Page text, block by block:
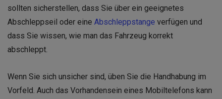
sollten sicherstellen, dass Sie über ein geeignetes
Abschleppseil oder eine Abschleppstange verfügen und
dass Sie wissen, wie man das Fahrzeug korrekt
abschleppt.
Wenn Sie sich unsicher sind, üben Sie die Handhabung im
Vorfeld. Auch das Vorhandensein eines Mobiltelefons kann